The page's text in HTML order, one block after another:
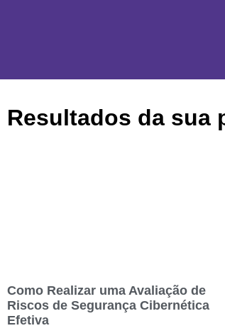
Resultados da sua
Como Realizar uma Avaliação de
Riscos de Segurança Cibernética
Efetiva